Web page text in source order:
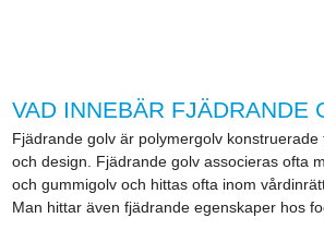
VAD INNEBÄR FJÄDRANDE
Fjädrande golv är polymergolv
och design. Fjädrande golv associeras ofta
och gummigolv och hittas ofta inom
Man hittar även fjädrande egenskaper hos